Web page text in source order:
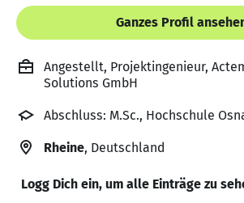
Ganzes Profil
Angestellt, Projektingenieur,
Solutions GmbH
Abschluss: M.Sc., Hochschule
Rheine, Deutschland
Logg Dich ein, um alle Einträge zu